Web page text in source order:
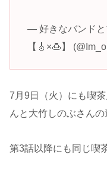
— 好きなバンドと
【🎸×🍮】
7月9日（火）にも喫
んと大竹しのぶさんの
第3話以降にも同じ喫